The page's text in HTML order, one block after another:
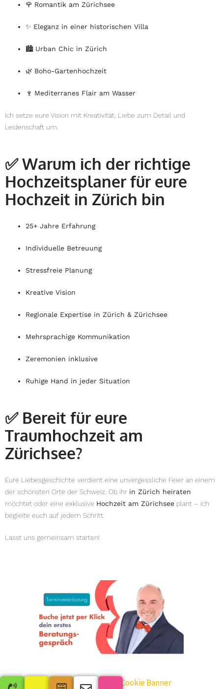
🌹 Romantik am Zürichsee
✨ Eleganz in einer historischen Villa
🏙️ Urban Chic in Zürich
🌿 Boho-Gartenhochzeit
🍷 Mediterranes Flair am Wasser
Ich setze eure Vision mit Kreativität, Liebe zum Detail und
Leidenschaft um.
✅Warum ich der richtige
Hochzeitsplaner für eure
Hochzeit in Zürich bin
25+ Jahre Erfahrung
Individuelle Betreuung
Stressfreie Planung
Kreative Vision
Regionale Expertise in Zürich & Zürichsee
Mehrsprachige Kommunikation
Zeremonien inklusive
Ruhige Hand in jeder Situation
✅ Bereit für eure
Traumhochzeit am
Zürichsee?
Eure Liebesgeschichte verdient eine unvergessliche Feier an einem
der schönsten Orte der Schweiz. Ob ihr in Zürich heiraten
möchtet oder eine exklusive Hochzeit am Zürichsee plant – ich
begleite euch auf jedem Schritt.
Lasst uns gemeinsam starten!
WordPress Cookie Plugin von Real Cookie Banner